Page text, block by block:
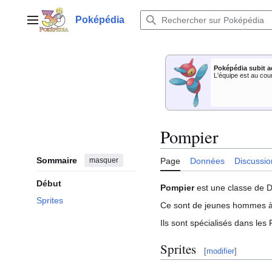
contenuMenu principalPoképédia
Poképédia subit
L'équipe est au
Sommaire masquer
Début
Sprites
Pompier
Page Données
Pompierest une classe de
Ce sont de jeunes hommes
Ils sont spécialisés dans les
Sprites [modifier]